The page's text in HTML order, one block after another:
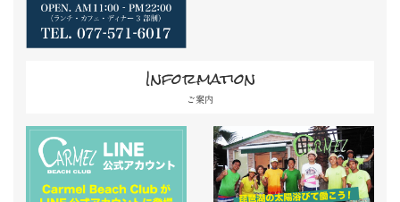
Information
ご案内